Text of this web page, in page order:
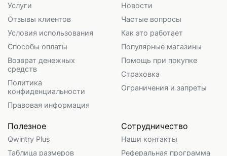
Услуги
Отзывы клиентов
Условия использования
Способы оплаты
Возврат денежных
средств
Политика
конфиденциальности
Правовая информация
Новости
Частые вопросы
Как это работает
Популярные магазины
Помощь при покупке
Страховка
Ограничения и запреты
Полезное
Qwintry Plus
Таблица размеров
Сотрудничество
Наши контакты
Реферальная программа